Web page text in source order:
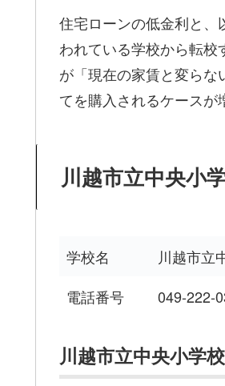
住宅ローンの低金利と、
われている学校から転
が「現在の家賃と変ら
てを購入されるケースが
川越市立中央小
学校名 川越市立
電話番号
049-222-
川越市立中央小学